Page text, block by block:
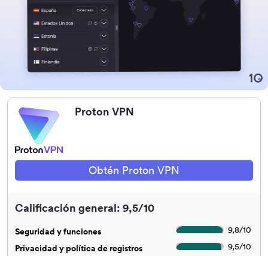
Proton VPN
Obtén Proton VPN
Calificación general: 9,5/10
Seguridad y funciones 9,8/10
Privacidad y política de registros
9,5/10